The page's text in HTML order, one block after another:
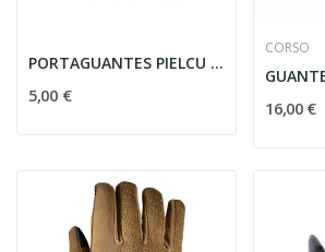
PORTAGUANTES PIELCU VERTICAL NEGRO
5,00 €
CORSO
16,00 €